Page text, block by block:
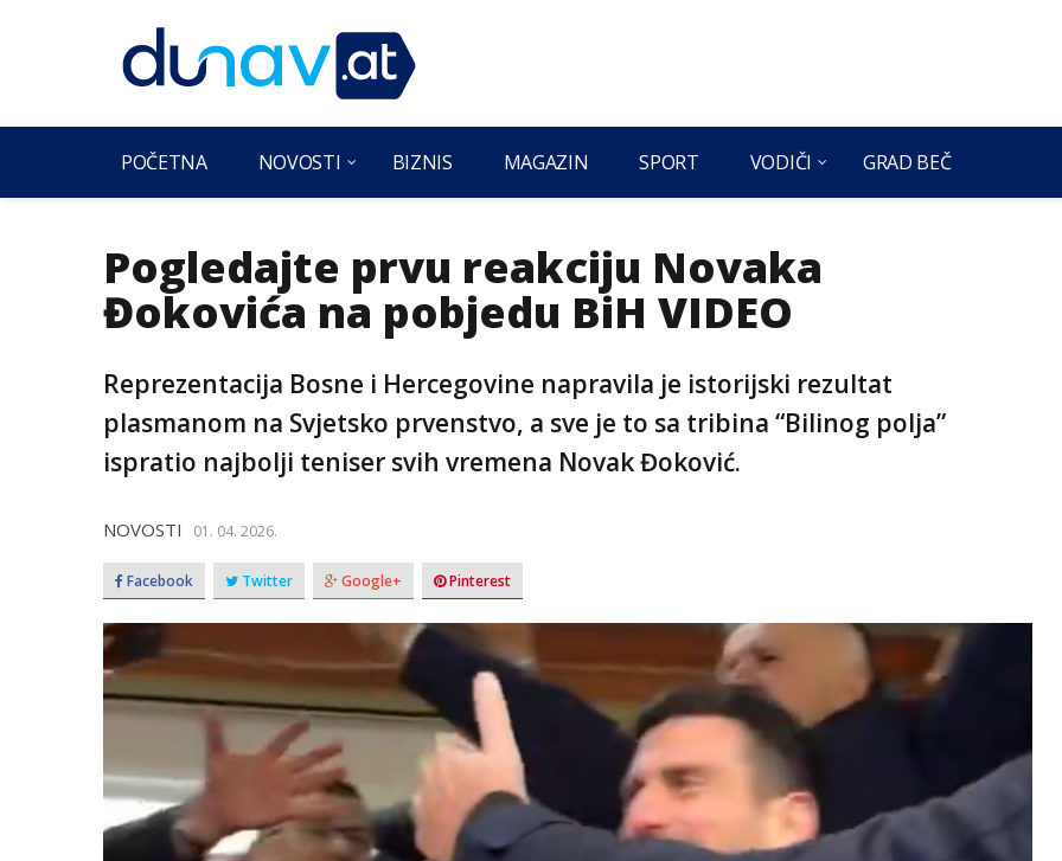
POČETNA NOVOSTI BIZNIS MAGAZIN SPORT VODIČI GRAD BEČ
Pogledajte prvu reakciju Novaka
Đokovića na pobjedu BiH VIDEO
Reprezentacija Bosne i Hercegovine napravila je istorijski rezultat
plasmanom na Svjetsko prvenstvo, a sve je to sa tribina “Bilinog polja”
ispratio najbolji teniser svih vremena Novak Đoković.
NOVOSTI 01. 04. 2026.
Facebook Twitter Google+ Pinterest